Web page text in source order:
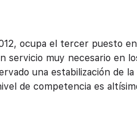
ocupa el tercer puesto
servicio muy necesario en
una estabilización de
de competencia es